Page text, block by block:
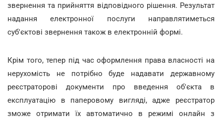
звернення та прийняття відповідного рішення. Результат
надання електронної послуги направлятиметься
суб'єктові звернення також в електронній формі.
Крім того, тепер під час оформлення права власності на
нерухомість не потрібно буде надавати державному
реєстраторові документи про введення об'єкта в
експлуатацію в паперовому вигляді, адже реєстратор
зможе отримати їх автоматично в режимі онлайн з